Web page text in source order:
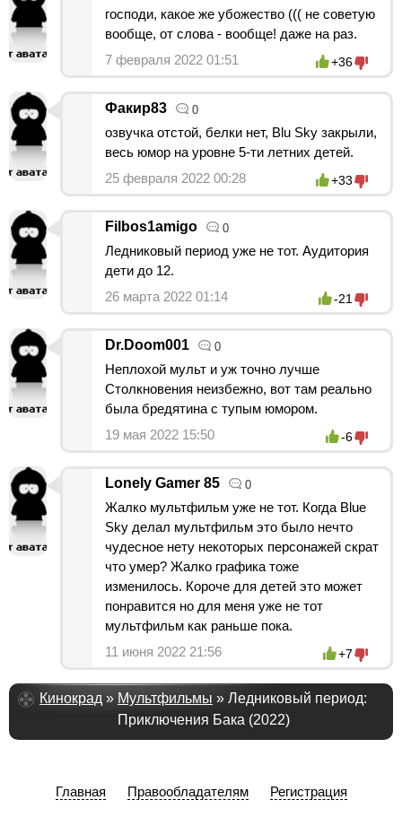
господи, какое же убожество ((( не советую
вообще, от слова - вообще! даже на раз.
7 февраля 2022 01:51
+36
Факир83 0
озвучка отстой, белки нет, Blu Sky закрыли,
весь юмор на уровне 5-ти летних детей.
25 февраля 2022 00:28
+33
Filbos1amigo 0
Ледниковый период уже не тот. Аудитория
дети до 12.
26 марта 2022 01:14
-21
Dr.Doom001 0
Неплохой мульт и уж точно лучше
Столкновения неизбежно, вот там реально
была бредятина с тупым юмором.
19 мая 2022 15:50
-6
Lonely Gamer 85 0
Жалко мультфильм уже не тот. Когда Blue
Sky делал мультфильм это было нечто
чудесное нету некоторых персонажей скрат
что умер? Жалко графика тоже
изменилось. Короче для детей это может
понравится но для меня уже не тот
мультфильм как раньше пока.
11 июня 2022 21:56
+7
Кинокрад » Мультфильмы » Ледниковый период:
Приключения Бака (2022)
Главная Правообладателям Регистрация